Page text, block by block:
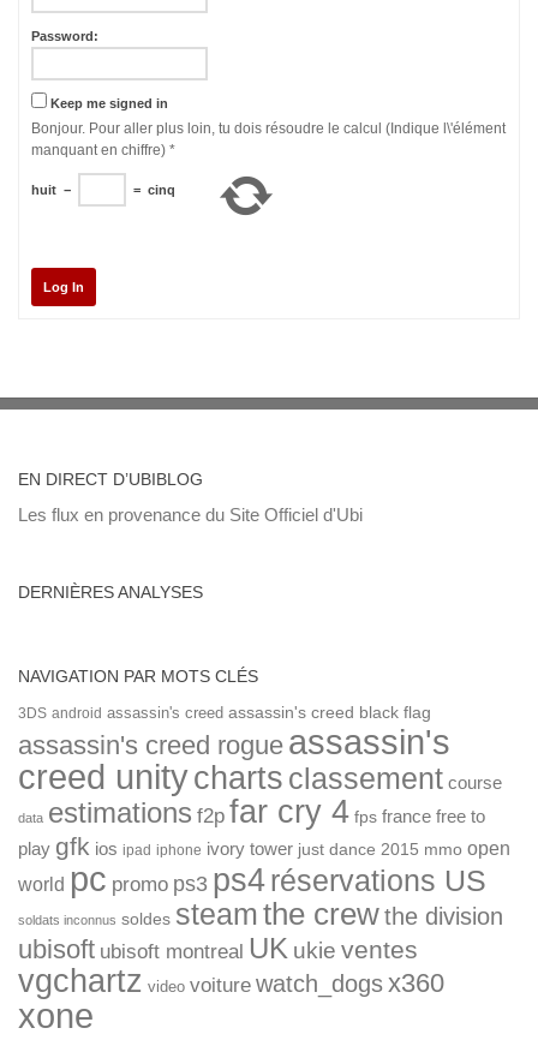
Password:
Keep me signed in
Bonjour. Pour aller plus loin, tu dois résoudre le calcul (Indique l\'élément
manquant en chiffre) *
huit − = cinq
Log In
EN DIRECT D’UBIBLOG
Les flux en provenance du Site Officiel d'Ubi
DERNIÈRES ANALYSES
NAVIGATION PAR MOTS CLÉS
3DS android assassin's creed assassin's creed black flag
assassin's creed rogue assassin's
creed unitycharts classement course
data estimations f2p far cry 4 fps france free to
play gfk ios ipad iphone ivory tower just dance 2015 mmo open
world pc promo ps3 ps4réservations US
soldats inconnus soldes steamthe crewthe division
ubisoft ubisoft montreal UK ukie ventes
vgchartz video voiture watch_dogsx360
xone